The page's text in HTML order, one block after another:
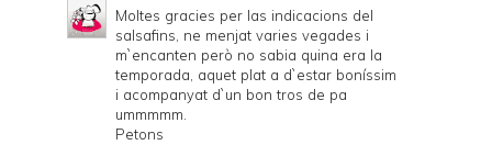
Moltes gracies per las indicacions del
salsafins, ne menjat varies vegades i
m`encanten però no sabia quina era la
temporada, aquet plat a d`estar boníssim
i acompanyat d`un bon tros de pa
ummmmm.
Petons